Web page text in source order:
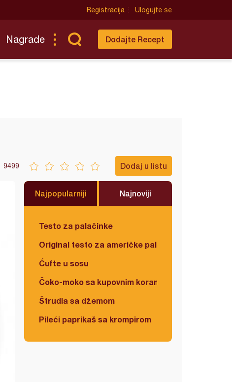
Registracija Ulogujte se
Nagrade Dodajte Recept
9499 Dodaj u listu
Najpopularniji Najnoviji
Testo za palačinke
Original testo za američke palačinke
Ćufte u sosu
Čoko-moko sa kupovnim korama
Štrudla sa džemom
Pileći paprikaš sa krompirom